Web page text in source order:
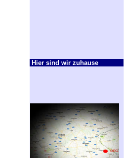
Hier sind wir zuhause